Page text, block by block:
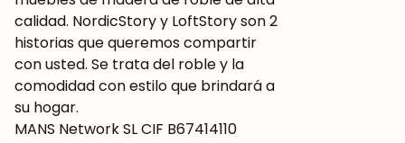
calidad. NordicStory y LoftStory son 2
historias que queremos compartir
con usted. Se trata del roble y la
comodidad con estilo que brindará a
su hogar.
MANS Network SL CIF B67414110